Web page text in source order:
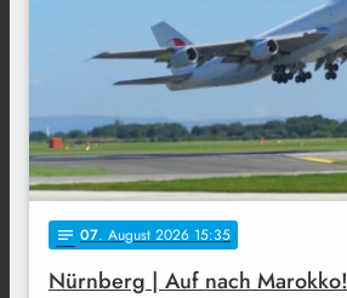
notes 07. August 2026 15:35
Nürnberg | Auf nach Marokko!